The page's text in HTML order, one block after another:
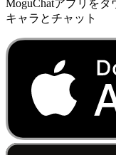
MoguChatアプリを
キャラとチャット